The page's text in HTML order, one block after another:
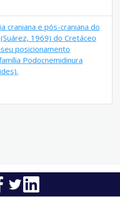
craniana e pós-craniana do
1969) do Cretáceo
posicionamento
Podocnemidinura